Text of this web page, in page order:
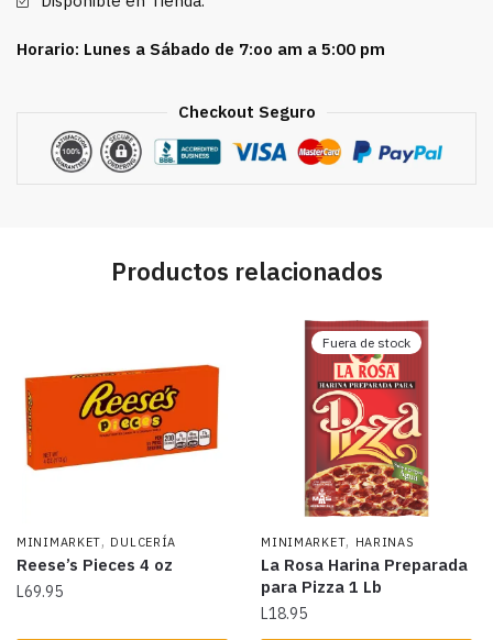
Horario: Lunes a Sábado de 7:oo am a 5:00 pm
Checkout Seguro
Productos relacionados
MINIMARKET, DULCERÍA
Reese’s Pieces 4 oz
L69.95
Fuera de stock
MINIMARKET, HARINAS
La Rosa Harina Preparada
para Pizza 1 Lb
L18.95